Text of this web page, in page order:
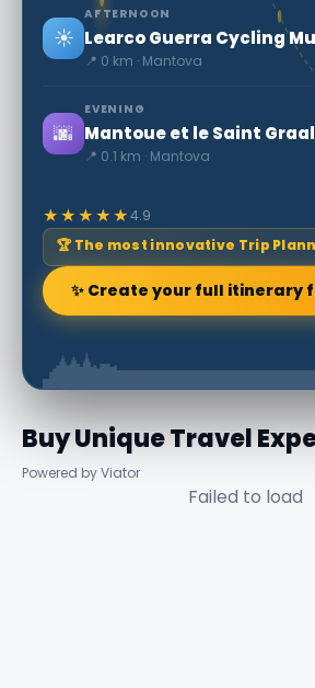
☀️
AFTERNOON
📍 0 km · Mantova
🌆
EVENING
Mantoue et le Saint Graal
📍 0.1 km · Mantova
★★★★★4.9
🏆 The most innovative Trip
✨ Create your full itinerary
Buy Unique Travel
Powered by Viator
Failed to load